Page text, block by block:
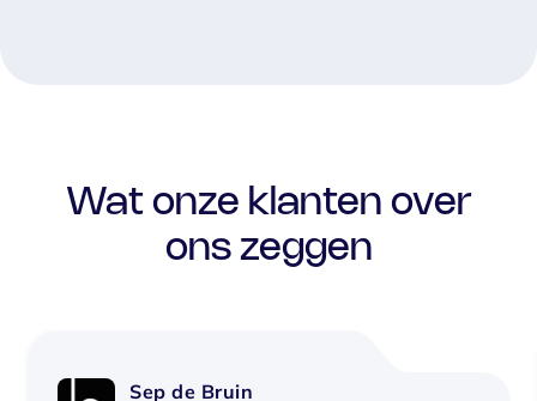
Wat onze klanten over
ons zeggen
Sep de Bruin